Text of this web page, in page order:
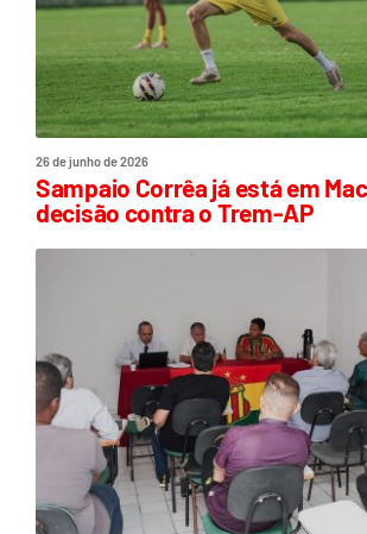
26 de junho de 2026
Sampaio Corrêa já está em
decisão contra o Trem-AP